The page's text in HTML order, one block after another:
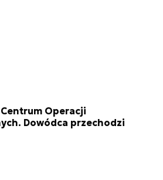
Operacji
Dowódca przechodzi